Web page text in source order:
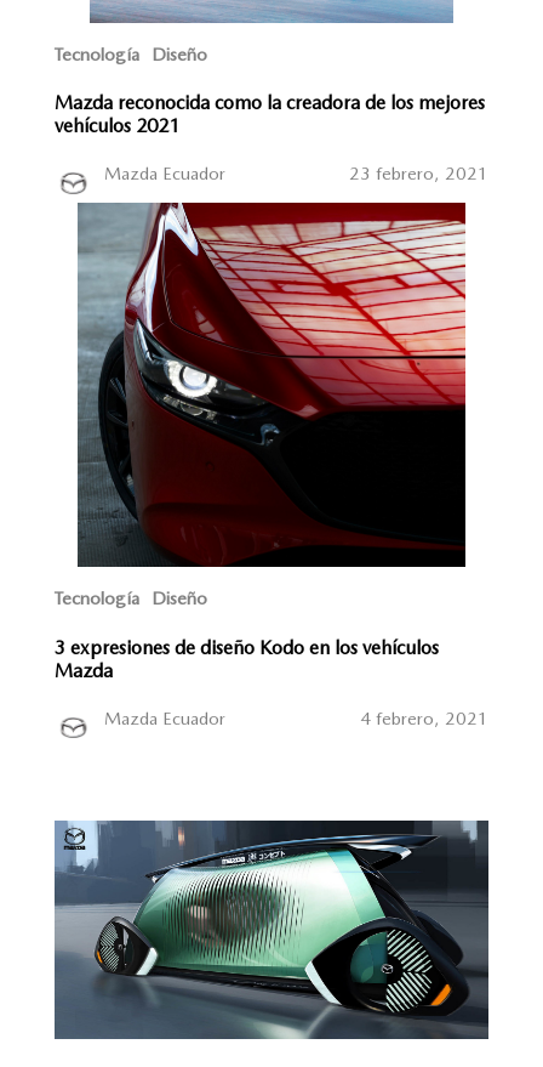
Tecnología Diseño
Mazda reconocida como la creadora de los mejores
vehículos 2021
Mazda Ecuador 23 febrero, 2021
Tecnología Diseño
3 expresiones de diseño Kodo en los vehículos
Mazda
Mazda Ecuador 4 febrero, 2021